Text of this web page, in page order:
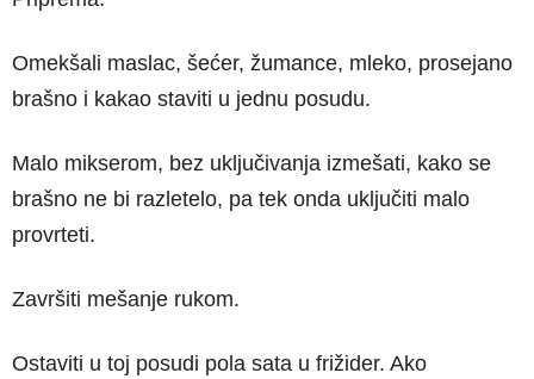
Omekšali maslac, šećer, žumance, mleko, prosejano
brašno i kakao staviti u jednu posudu.
Malo mikserom, bez uključivanja izmešati, kako se
brašno ne bi razletelo, pa tek onda uključiti malo
provrteti.
Završiti mešanje rukom.
Ostaviti u toj posudi pola sata u frižider. Ako